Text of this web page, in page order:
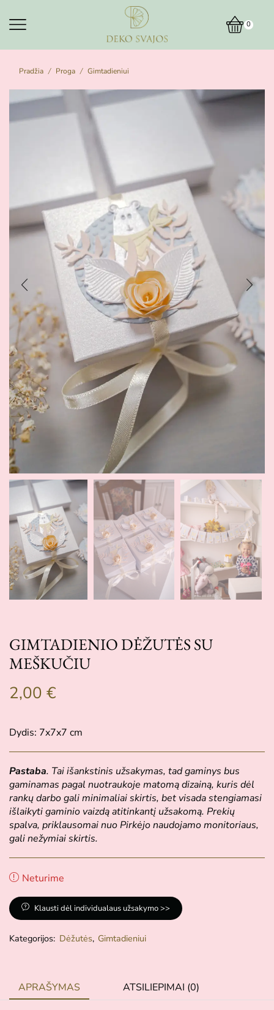
0
Pradžia / Proga / Gimtadieniui
GIMTADIENIO DĖŽUTĖS SU
MEŠKUČIU
2,00 €
Dydis: 7x7x7 cm
Pastaba. Tai išankstinis užsakymas, tad gaminys bus
gaminamas pagal nuotraukoje matomą dizainą, kuris dėl
rankų darbo gali minimaliai skirtis, bet visada stengiamasi
išlaikyti gaminio vaizdą atitinkantį užsakomą. Prekių
spalva, priklausomai nuo Pirkėjo naudojamo monitoriaus,
gali nežymiai skirtis.
Neturime
Klausti dėl individualaus užsakymo >>
Kategorijos: Dėžutės, Gimtadieniui
APRAŠYMAS ATSILIEPIMAI (0)